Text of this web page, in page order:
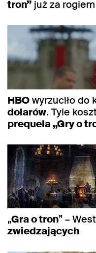
tron” już za rogiem
HBOwyrzuciło do
dolarów. Tyle
prequela „Gry o
„Gra o tron” –
zwiedzających